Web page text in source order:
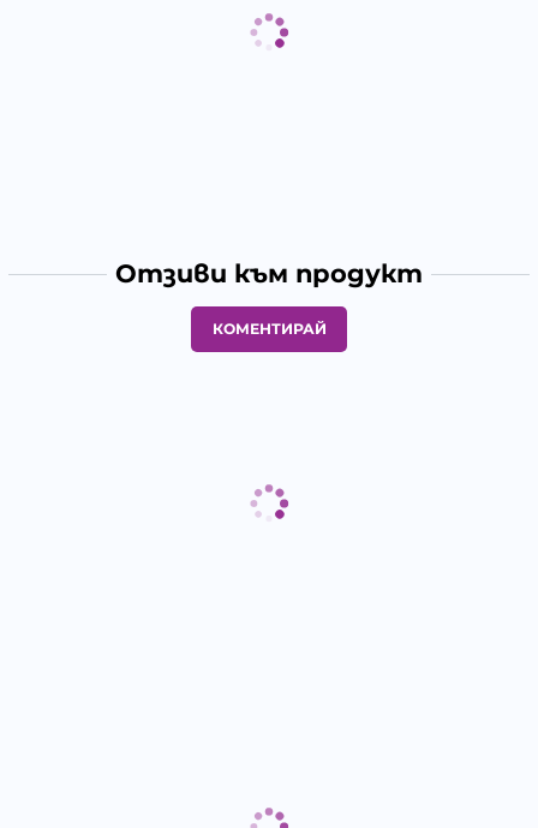
Отзиви към продукт
КОМЕНТИРАЙ